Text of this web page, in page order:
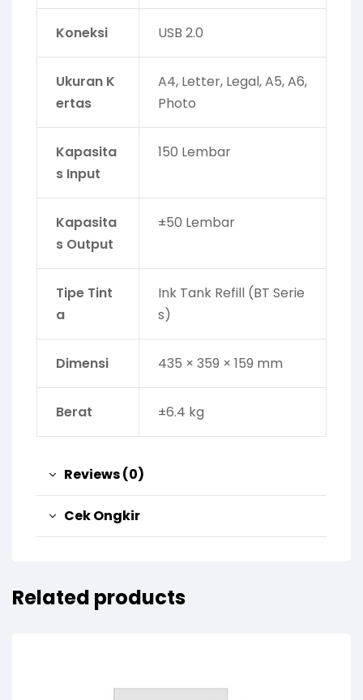
Koneksi USB 2.0
Ukuran K
ertas
A4, Letter, Legal, A5, A6,
Photo
Kapasita
s Input
150 Lembar
Kapasita
s Output
±50 Lembar
Tipe Tint
a
Ink Tank Refill (BT Serie
s)
Dimensi 435 × 359 × 159 mm
Berat ±6.4 kg
Reviews (0)
Cek Ongkir
Related products